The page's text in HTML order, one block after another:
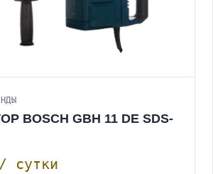
BOSCH GBH 11 DE SDS-
сутки